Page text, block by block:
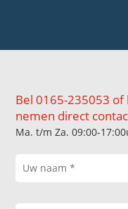
Bel 0165-235053
nemen direct
Ma. t/m Za. 09:00-